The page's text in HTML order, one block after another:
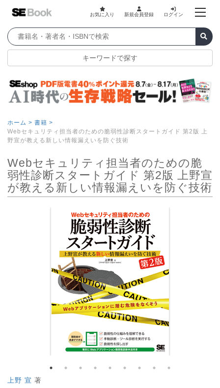
お気に入り 新規会員登録 ログイン
キーワードで探す
ホーム > 書籍 >
Webセキュリティ担当者のための脆弱性診断スタートガイド 第2版 上
野宣が教える新しい情報漏えいを防ぐ技術
Webセキュリティ担当者のための脆
弱性診断スタートガイド 第2版 上野宣
が教える新しい情報漏えいを防ぐ技術
上野 宣 著